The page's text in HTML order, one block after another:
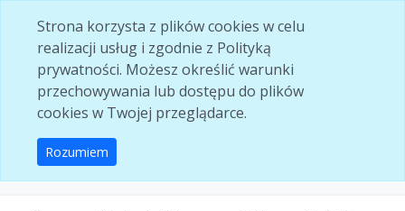
Strona korzysta z plików cookies w celu
realizacji usług i zgodnie z Polityką
prywatności. Możesz określić warunki
przechowywania lub dostępu do plików
cookies w Twojej przeglądarce.
Rozumiem